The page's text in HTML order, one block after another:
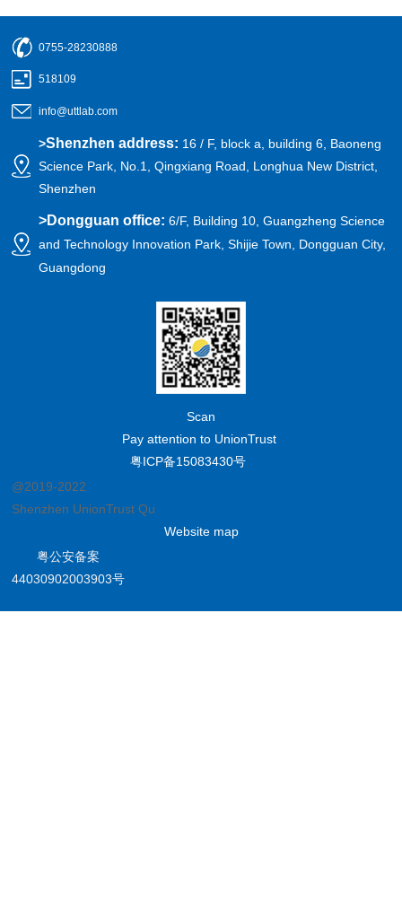
0755-28230888
518109
info@uttlab.com
>Shenzhen address: 16 / F, block a, building 6, Baoneng
Science Park, No.1, Qingxiang Road, Longhua New District,
Shenzhen
>Dongguan office:6/F, Building 10, Guangzheng Science
and Technology Innovation Park, Shijie Town, Dongguan City,
Guangdong
Scan
Pay attention to UnionTrust
粤ICP备15083430号
@2019-2022
Shenzhen UnionTrust Quality and Technology Co., Ltd.
Website map
粤公安备案
44030902003903号